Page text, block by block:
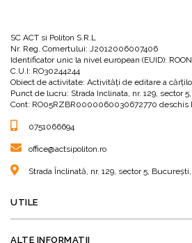
SC ACT si Politon S.R.L
Nr. Reg. Comertului: J2012006007406
Identificator unic la nivel european (EUID):
C.U.I: RO30244244
Obiect de activitate: Activităţi de editare a
Punct de lucru: Strada Inclinata, nr. 129, sector
Cont: RO05RZBR0000060030672770 deschis
0751066694
office@actsipoliton.ro
Strada Înclinată, nr. 129, sector 5,
UTILE
ALTE INFORMATII